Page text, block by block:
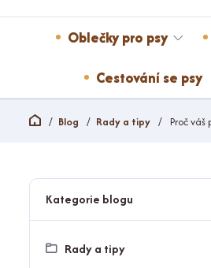
Oblečky pro psy
Cestování se psy
Blog Rady a tipy Proč
Kategorie blogu
Rady a tipy